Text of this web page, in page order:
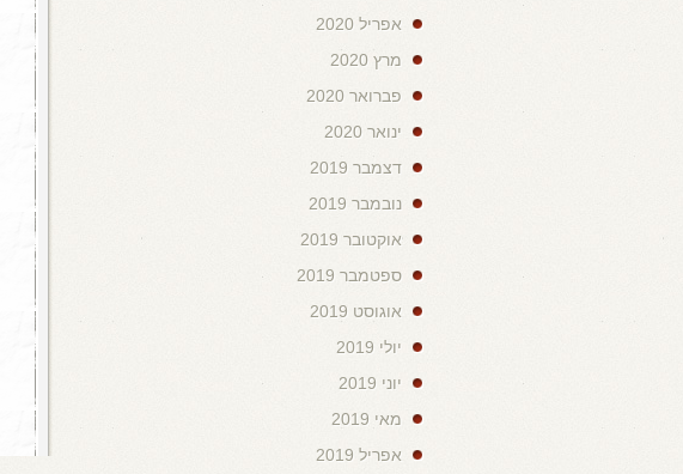
אפריל 2020
מרץ 2020
פברואר 2020
ינואר 2020
דצמבר 2019
נובמבר 2019
אוקטובר 2019
ספטמבר 2019
אוגוסט 2019
יולי 2019
יוני 2019
מאי 2019
אפריל 2019